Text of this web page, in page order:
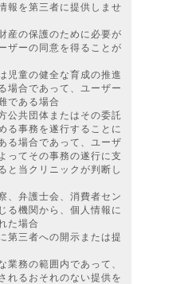
報を第三者に提供しませ
産の保護のために必要が
ザーの同意を得ることが
児童の健全な育成の推進
場合であって、ユーザー
である場合
公共団体またはその委託
る事務を遂行することに
る場合であって、ユーザ
ってその事務の遂行に支
と当クリニックが判断し
、弁護士会、消費者セン
る機関から、個人情報に
た場合
第三者への開示または提
業務の範囲内であって、
れるおそれのない提供を